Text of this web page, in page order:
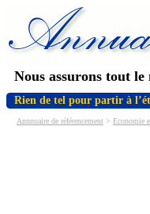
Nous assurons tout
Rien de tel pour partir à
Annnuaire de référencement > Economie